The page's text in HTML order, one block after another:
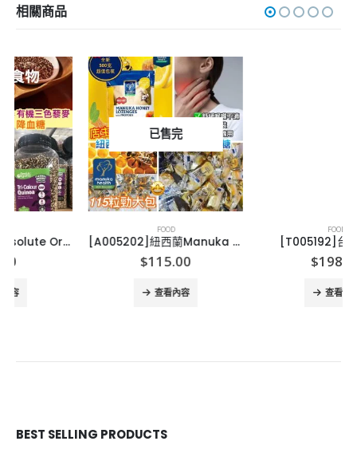
相關商品
已售完
[A005202]紐西蘭Manuka Health MGO400+ 麥盧卡蜂蜜潤喉糖500g [T005192]台灣愛文芒
BEST SELLING PRODUCTS